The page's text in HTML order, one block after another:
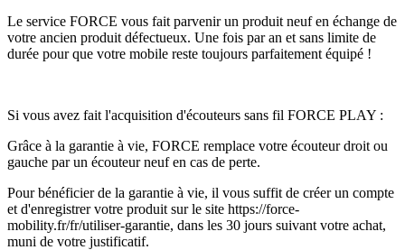
Le service FORCE vous fait parvenir un produit neuf en échange de
votre ancien produit défectueux. Une fois par an et sans limite de
durée pour que votre mobile reste toujours parfaitement équipé !
Si vous avez fait l'acquisition d'écouteurs sans fil FORCE PLAY :
Grâce à la garantie à vie, FORCE remplace votre écouteur droit ou
gauche par un écouteur neuf en cas de perte.
Pour bénéficier de la garantie à vie, il vous suffit de créer un compte
et d'enregistrer votre produit sur le site https://force-
mobility.fr/fr/utiliser-garantie, dans les 30 jours suivant votre achat,
muni de votre justificatif.